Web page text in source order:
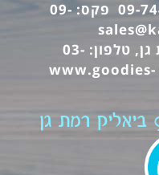
מיקוד: 44862, טלפון: 09-7440473 פקס: 09-
חנות היבואן: ביאליק 50, רמת גן, טלפון: 03-
www.goodies-